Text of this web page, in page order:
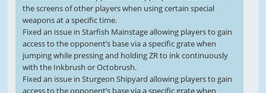
the screens of other players when using certain special
weapons at a specific time.
Fixed an issue in Starfish Mainstage allowing players to gain
access to the opponent’s base via a specific grate when
jumping while pressing and holding ZR to ink continuously
with the Inkbrush or Octobrush.
Fixed an issue in Sturgeon Shipyard allowing players to gain
access to the opponent’s base via a specific grate when